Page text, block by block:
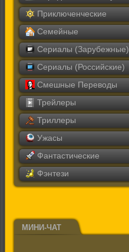
Приключенческие
Семейные
Сериалы (Зарубежные)
Сериалы (Российские)
Смешные Переводы
Трейлеры
Триллеры
Ужасы
Фантастические
Фэнтези
МИНИ-ЧАТ